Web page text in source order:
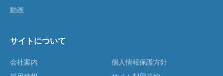
動画
サイトについて
会社案内
個人情報保護方針